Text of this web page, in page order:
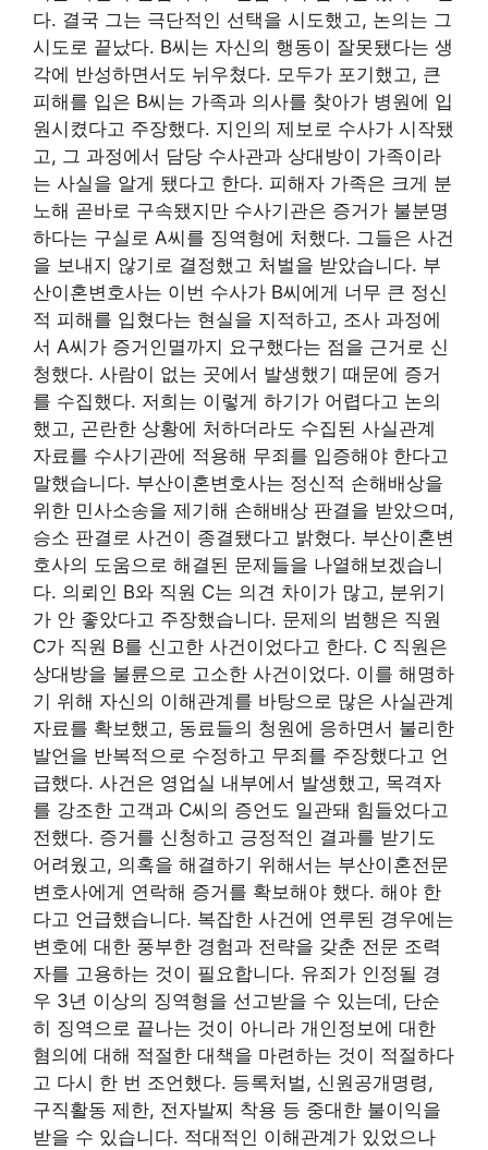
다. 결국 그는 극단적인 선택을 시도했고, 논의는 그
시도로 끝났다. B씨는 자신의 행동이 잘못됐다는 생
각에 반성하면서도 뉘우쳤다. 모두가 포기했고, 큰
피해를 입은 B씨는 가족과 의사를 찾아가 병원에 ​​입
원시켰다고 주장했다. 지인의 제보로 수사가 시작됐
고, 그 과정에서 담당 수사관과 상대방이 가족이라
는 사실을 알게 됐다고 한다. 피해자 가족은 크게 분
노해 곧바로 구속됐지만 수사기관은 증거가 불분명
하다는 구실로 A씨를 징역형에 처했다. 그들은 사건
을 보내지 않기로 결정했고 처벌을 받았습니다. 부
산이혼변호사는 이번 수사가 B씨에게 너무 큰 정신
적 피해를 입혔다는 현실을 지적하고, 조사 과정에
서 A씨가 증거인멸까지 요구했다는 점을 근거로 신
청했다. 사람이 없는 곳에서 발생했기 때문에 증거
를 수집했다. 저희는 이렇게 하기가 어렵다고 논의
했고, 곤란한 상황에 처하더라도 수집된 사실관계
자료를 수사기관에 적용해 무죄를 입증해야 한다고
말했습니다. 부산이혼변호사는 정신적 손해배상을
위한 민사소송을 제기해 손해배상 판결을 받았으며,
승소 판결로 사건이 종결됐다고 밝혔다. 부산이혼변
호사의 도움으로 해결된 문제들을 나열해보겠습니
다. 의뢰인 B와 직원 C는 의견 차이가 많고, 분위기
가 안 좋았다고 주장했습니다. 문제의 범행은 직원
C가 직원 B를 신고한 사건이었다고 한다. C 직원은
상대방을 불륜으로 고소한 사건이었다. 이를 해명하
기 위해 자신의 이해관계를 바탕으로 많은 사실관계
자료를 확보했고, 동료들의 청원에 응하면서 불리한
발언을 반복적으로 수정하고 무죄를 주장했다고 ​​언
급했다. 사건은 영업실 내부에서 발생했고, 목격자
를 강조한 고객과 C씨의 증언도 일관돼 힘들었다고
전했다. 증거를 신청하고 긍정적인 결과를 받기도
어려웠고, 의혹을 해결하기 위해서는 부산이혼전문
변호사에게 연락해 증거를 확보해야 했다. 해야 한
다고 언급했습니다. 복잡한 사건에 연루된 경우에는
변호에 대한 풍부한 경험과 전략을 갖춘 전문 조력
자를 고용하는 것이 필요합니다. 유죄가 인정될 경
우 3년 이상의 징역형을 선고받을 수 있는데, 단순
히 징역으로 끝나는 것이 아니라 개인정보에 대한
혐의에 대해 적절한 대책을 마련하는 것이 적절하다
고 다시 한 번 조언했다. 등록처벌, 신원공개명령,
구직활동 제한, 전자발찌 착용 등 중대한 불이익을
받을 수 있습니다. 적대적인 이해관계가 있었으나